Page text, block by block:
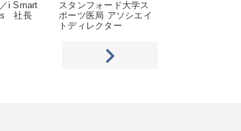
i Smart
社長
スタンフォード大学ス
ポーツ医局 アソシエイ
トディレクター